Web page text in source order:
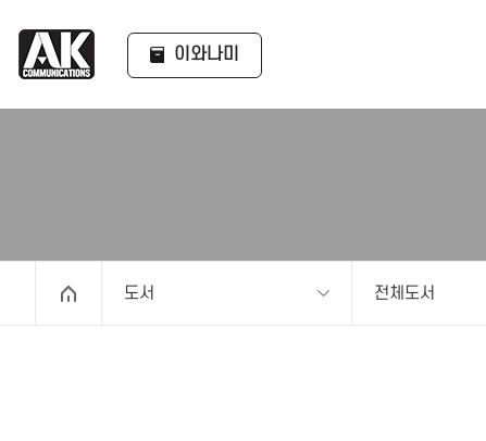
이와나미
도서 전체도서